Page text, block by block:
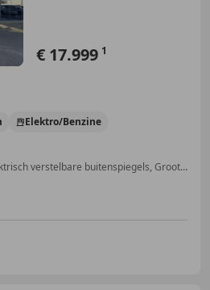
€ 17.999 1
Elektro/Benzine
Met onderhoudshistorie, Elektrisch verstelbare buitenspiegels, Grootlichtassistent, LED verlichting, Navigatiesysteem, Snelheidsbeperkingsinstallatie, Verkeersbordherkenning, Lane Departure Warning Systeem